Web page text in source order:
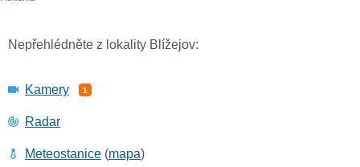
Nepřehlédněte z lokality Blížejov:
Kamery 1
Radar
Meteostanice (mapa)